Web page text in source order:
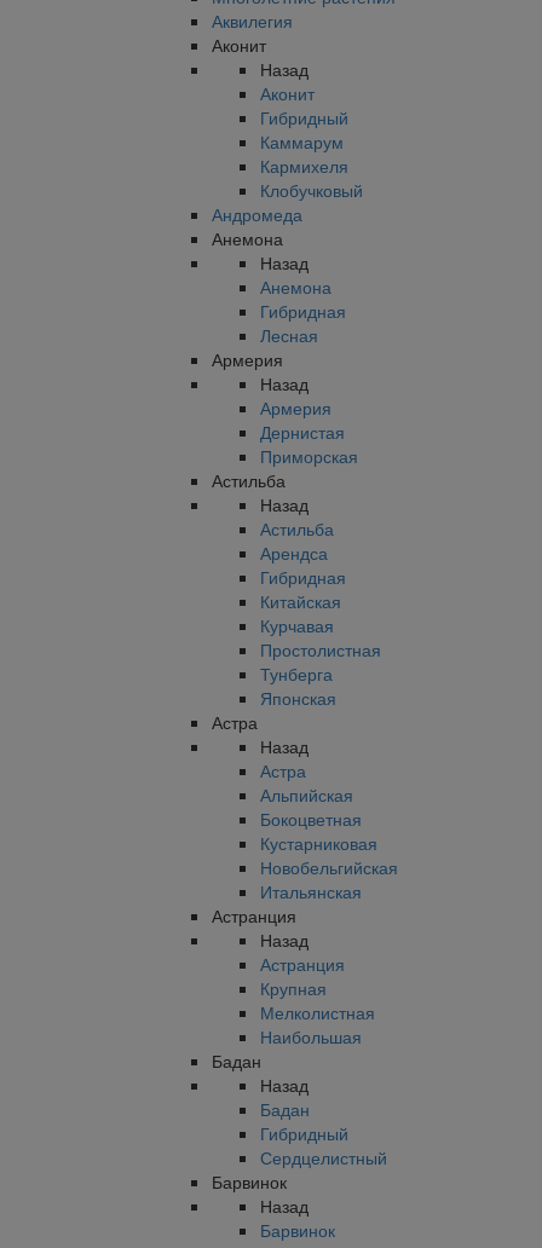
Аквилегия
Аконит
Назад
Аконит
Гибридный
Каммарум
Кармихеля
Клобучковый
Андромеда
Анемона
Назад
Анемона
Гибридная
Лесная
Армерия
Назад
Армерия
Дернистая
Приморская
Астильба
Назад
Астильба
Арендса
Гибридная
Китайская
Курчавая
Простолистная
Тунберга
Японская
Астра
Назад
Астра
Альпийская
Бокоцветная
Кустарниковая
Новобельгийская
Итальянская
Астранция
Назад
Астранция
Крупная
Мелколистная
Наибольшая
Бадан
Назад
Бадан
Гибридный
Сердцелистный
Барвинок
Назад
Барвинок